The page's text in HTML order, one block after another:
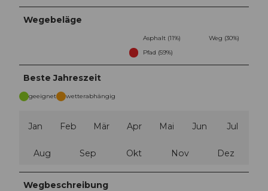
Wegebeläge
Asphalt (11%)
Weg (30%)
Pfad (59%)
Beste Jahreszeit
geeignet wetterabhängig
Jan Feb Mär Apr Mai Jun Jul
Aug Sep Okt Nov Dez
Wegbeschreibung